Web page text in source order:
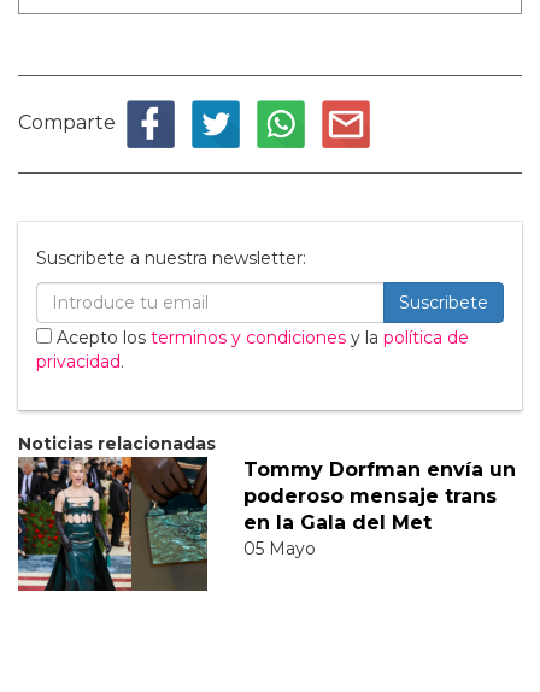
Comparte
Suscribete a nuestra newsletter:
Suscribete
Acepto los terminos y condiciones y la política de
privacidad.
Noticias relacionadas
Tommy Dorfman envía un
poderoso mensaje trans
en la Gala del Met
05 Mayo